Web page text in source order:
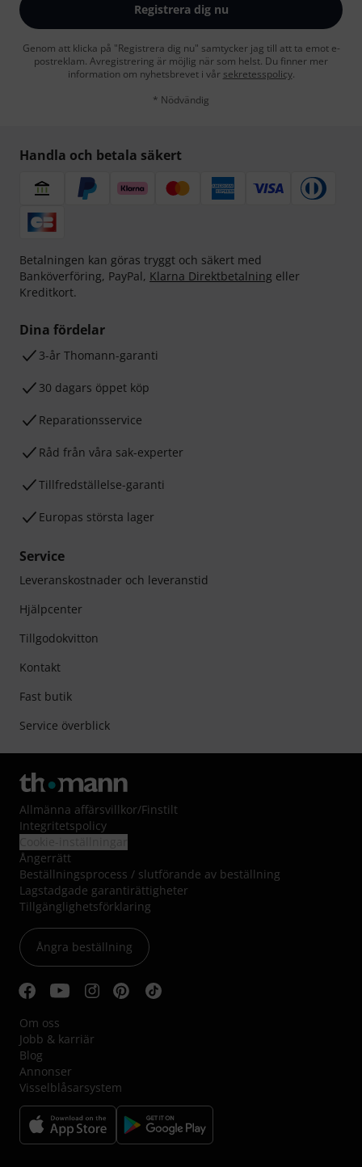
Registrera dig nu
Genom att klicka på "Registrera dig nu" samtycker jag till att ta emot e-
postreklam. Avregistrering är möjlig när som helst. Du finner mer
information om nyhetsbrevet i vår sekretesspolicy.
* Nödvändig
Handla och betala säkert
Betalningen kan göras tryggt och säkert med
Banköverföring, PayPal, Klarna Direktbetalning eller
Kreditkort.
Dina fördelar
3-år Thomann-garanti
30 dagars öppet köp
Reparationsservice
Råd från våra sak-experter
Tillfredställelse-garanti
Europas största lager
Service
Leveranskostnader och leveranstid
Hjälpcenter
Tillgodokvitton
Kontakt
Fast butik
Service överblick
Allmänna affärsvillkor/Finstilt
Integritetspolicy
Ångerrätt
Beställningsprocess / slutförande av beställning
Lagstadgade garantirättigheter
Tillgänglighetsförklaring
Ångra beställning
Om oss
Jobb & karriär
Blog
Annonser
Visselblåsarsystem